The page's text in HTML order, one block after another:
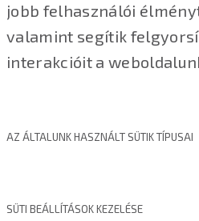
jobb felhasználói
valamint segítik
interakcióit a
AZ ÁLTALUNK HASZNÁLT SÜTIK TÍPUSAI
SÜTI BEÁLLÍTÁSOK KEZELÉSE